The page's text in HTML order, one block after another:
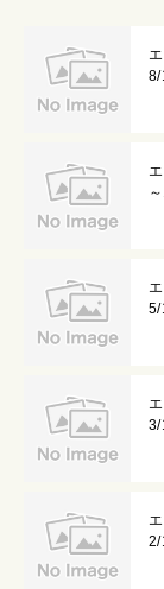
8/
5/
3/
2/